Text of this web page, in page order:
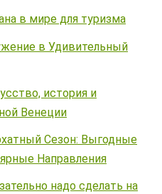
в мире для туризма
в Удивительный
история и
Венеции
Сезон: Выгодные
Направления
надо сделать на